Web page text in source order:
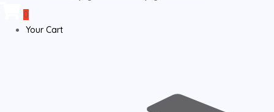
0
Your Cart